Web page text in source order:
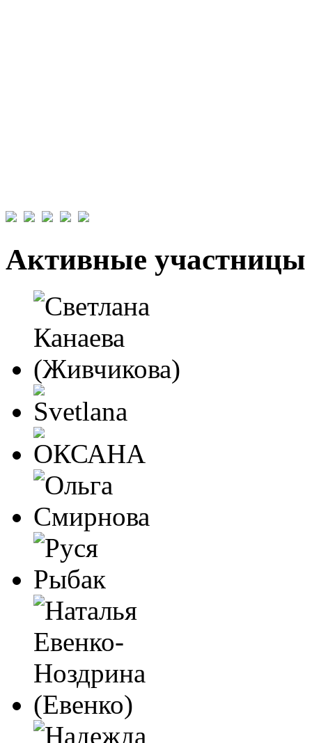
Активные участницы